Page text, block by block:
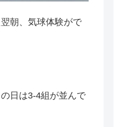
朝、気球体験がで
日は3-4組が並んで